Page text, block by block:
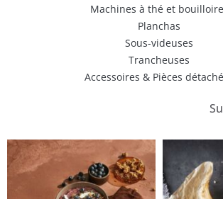
Machines à thé et
Planchas
Sous-videuses
Trancheuses
Accessoires & Pièces